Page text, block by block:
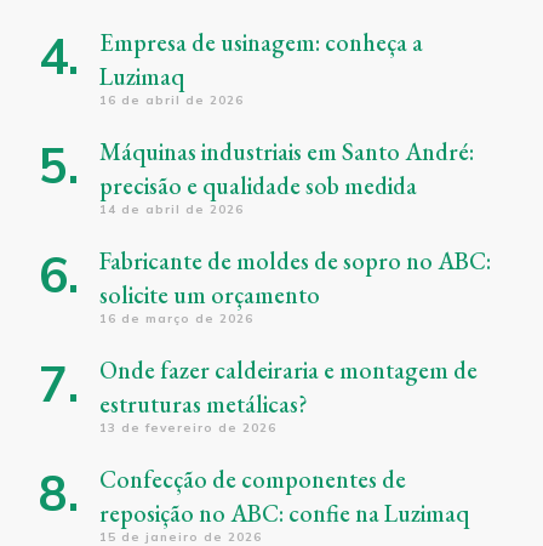
Empresa de usinagem: conheça a
Luzimaq
16 de abril de 2026
Máquinas industriais em Santo André:
precisão e qualidade sob medida
14 de abril de 2026
Fabricante de moldes de sopro no ABC:
solicite um orçamento
16 de março de 2026
Onde fazer caldeiraria e montagem de
estruturas metálicas?
13 de fevereiro de 2026
Confecção de componentes de
reposição no ABC: confie na Luzimaq
15 de janeiro de 2026